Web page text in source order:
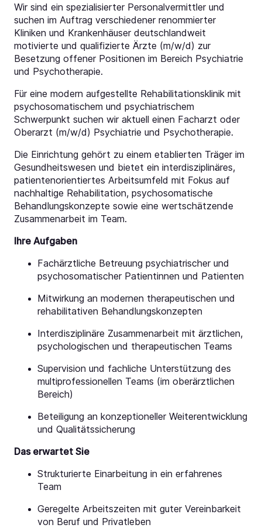
Wir sind ein spezialisierter Personalvermittler und
suchen im Auftrag verschiedener renommierter
Kliniken und Krankenhäuser deutschlandweit
motivierte und qualifizierte Ärzte (m/w/d) zur
Besetzung offener Positionen im Bereich Psychiatrie
und Psychotherapie.
Für eine modern aufgestellte Rehabilitationsklinik mit
psychosomatischem und psychiatrischem
Schwerpunkt suchen wir aktuell einen Facharzt oder
Oberarzt (m/w/d) Psychiatrie und Psychotherapie.
Die Einrichtung gehört zu einem etablierten Träger im
Gesundheitswesen und bietet ein interdisziplinäres,
patientenorientiertes Arbeitsumfeld mit Fokus auf
nachhaltige Rehabilitation, psychosomatische
Behandlungskonzepte sowie eine wertschätzende
Zusammenarbeit im Team.
Ihre Aufgaben
Fachärztliche Betreuung psychiatrischer und
psychosomatischer Patientinnen und Patienten
Mitwirkung an modernen therapeutischen und
rehabilitativen Behandlungskonzepten
Interdisziplinäre Zusammenarbeit mit ärztlichen,
psychologischen und therapeutischen Teams
Supervision und fachliche Unterstützung des
multiprofessionellen Teams (im oberärztlichen
Bereich)
Beteiligung an konzeptioneller Weiterentwicklung
und Qualitätssicherung
Das erwartet Sie
Strukturierte Einarbeitung in ein erfahrenes
Team
Geregelte Arbeitszeiten mit guter Vereinbarkeit
von Beruf und Privatleben